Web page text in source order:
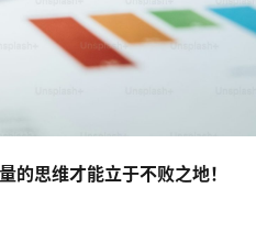
的思维才能立于不败之地！